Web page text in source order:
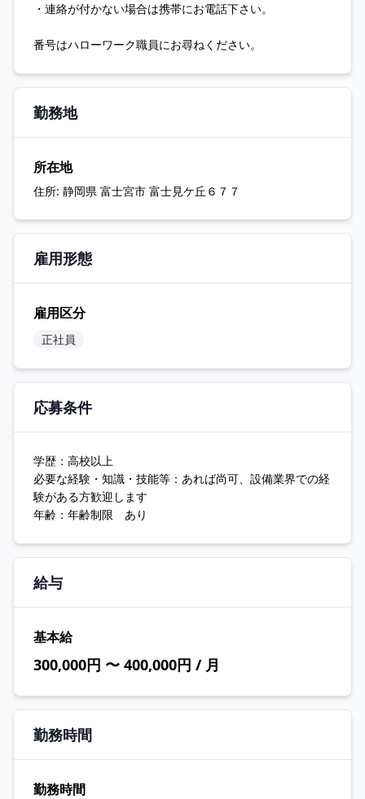
・連絡が付かない場合は携帯にお電話下さい。
番号はハローワーク職員にお尋ねください。
勤務地
所在地
住所: 静岡県 富士宮市 富士見ケ丘６７７
雇用形態
雇用区分
正社員
応募条件
学歴：高校以上
必要な経験・知識・技能等：あれば尚可、設備業界での経
験がある方歓迎します
年齢：年齢制限 あり
給与
基本給
300,000円 〜 400,000円 / 月
勤務時間
勤務時間